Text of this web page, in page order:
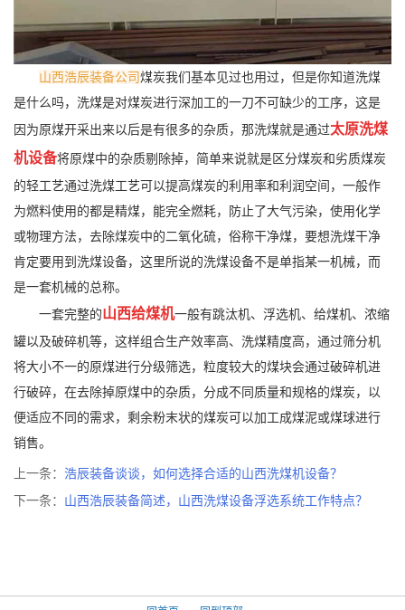
山西浩辰装备公司煤炭我们基本见过也用过，但是你知道洗煤
是什么吗，洗煤是对煤炭进行深加工的一刀不可缺少的工序，这是
因为原煤开采出来以后是有很多的杂质，那洗煤就是通过太原洗煤
机设备将原煤中的杂质剔除掉，简单来说就是区分煤炭和劣质煤炭
的轻工艺通过洗煤工艺可以提高煤炭的利用率和利润空间，一般作
为燃料使用的都是精煤，能完全燃耗，防止了大气污染，使用化学
或物理方法，去除煤炭中的二氧化硫，俗称干净煤，要想洗煤干净
肯定要用到洗煤设备，这里所说的洗煤设备不是单指某一机械，而
是一套机械的总称。
一套完整的山西给煤机一般有跳汰机、浮选机、给煤机、浓缩
罐以及破碎机等，这样组合生产效率高、洗煤精度高，通过筛分机
将大小不一的原煤进行分级筛选，粒度较大的煤块会通过破碎机进
行破碎，在去除掉原煤中的杂质，分成不同质量和规格的煤炭，以
便适应不同的需求，剩余粉末状的煤炭可以加工成煤泥或煤球进行
销售。
上一条： 浩辰装备谈谈，如何选择合适的山西洗煤机设备？
下一条： 山西浩辰装备简述，山西洗煤设备浮选系统工作特点？